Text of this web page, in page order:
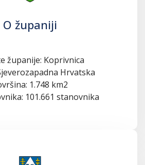
O županiji
županije: Koprivnica
Hrvatska
1.748 km2
101.661 stanovnika